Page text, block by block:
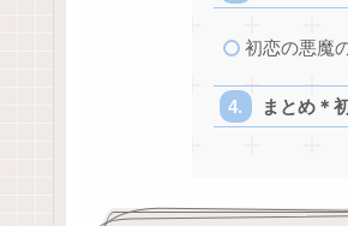
初恋の悪魔
まとめ＊